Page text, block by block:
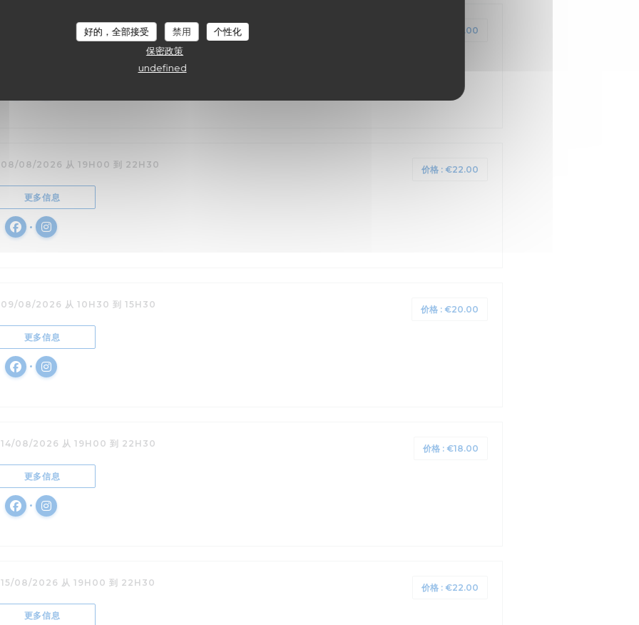
好的，全部接受 禁用
个性化
保密政策
undefined
07/08/2026 从 19H00 到 22H30 价格 : €18.00
08/08/2026 从 19H00 到 22H30 价格 : €22.00
更多信息
Facebook ((在新窗口中打开))
Instagram ((在新窗口中打开))
09/08/2026 从 10H30 到 15H30 价格 : €20.00
更多信息
Facebook ((在新窗口中打开))
Instagram ((在新窗口中打开))
14/08/2026 从 19H00 到 22H30 价格 : €18.00
更多信息
Facebook ((在新窗口中打开))
Instagram ((在新窗口中打开))
15/08/2026 从 19H00 到 22H30 价格 : €22.00
更多信息